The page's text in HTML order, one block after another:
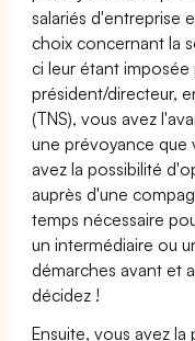
salariés d'entreprise
choix concernant la
ci leur étant imposée
président/directeur,
(TNS), vous avez
une prévoyance que
avez la possibilité
auprès d'une
temps nécessaire
un intermédiaire ou
démarches avant et
décidez !
Ensuite, vous avez